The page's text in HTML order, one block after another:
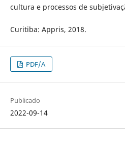
cultura e processos de
Curitiba: Appris, 2018.
PDF/A
Publicado
2022-09-14